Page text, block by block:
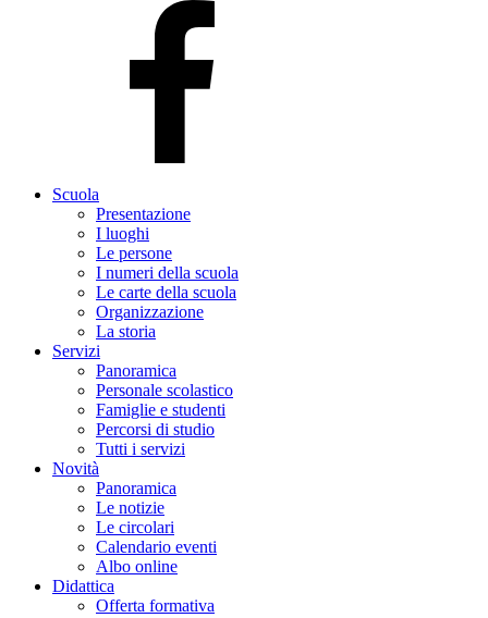
Scuola
Presentazione
I luoghi
Le persone
I numeri della scuola
Le carte della scuola
Organizzazione
La storia
Servizi
Panoramica
Personale scolastico
Famiglie e studenti
Percorsi di studio
Tutti i servizi
Novità
Panoramica
Le notizie
Le circolari
Calendario eventi
Albo online
Didattica
Offerta formativa